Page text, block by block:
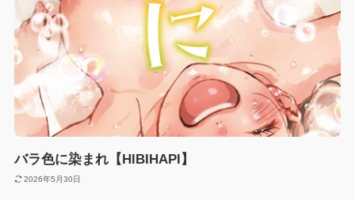
バラ色に染まれ【HIBIHAPI】
2026年5月30日